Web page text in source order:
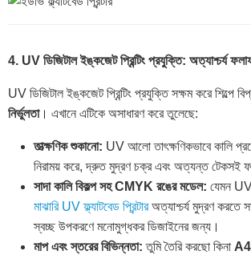
4. UV ডিজিটাল ইঙ্কজেট প্রিন্টিং প্রযুক্তি: অত্যাশ্চর্য
UV ডিজিটাল ইঙ্কজেট প্রিন্টিং প্রযুক্তি সক্ষম করে শিল্পে
নির্ভুলতা। এখানে এটিকে অসাধারণ করে তুলেছে:
তাত্ক্ষণিক শুকানো: UV আলো তাৎক্ষণিকভাবে কালি
নিরাময় করে, দ্রুত মুদ্রণ চক্র এবং অত্যন্ত টেকসই
সাদা কালি বিকল্প সহ CMYK রঙের মডেল: যেমন UV
মাঝারি UV ফ্ল্যাটবেড প্রিন্টারঅত্যাশ্চর্য মুদ্রণ করতে
স্বচ্ছ উপকরণে মনোমুগ্ধকর ডিজাইনের জন্য।
মাপ এবং স্তরের বিভিন্নতা: তুমি তৈরি করছো কিনা A4